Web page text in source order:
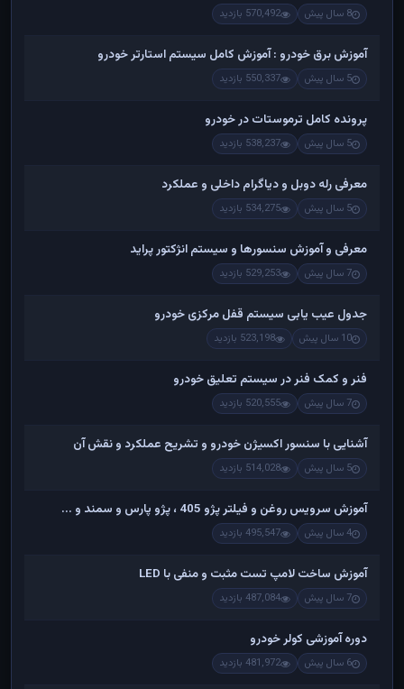
8 سال پیش 570,492 بازدید
آموزش برق خودرو : آموزش کامل سیستم استارتر خودرو
5 سال پیش 550,337 بازدید
پرونده کامل ترموستات در خودرو
5 سال پیش 538,237 بازدید
معرفی رله دوبل و دیاگرام داخلی و عملکرد
5 سال پیش 534,275 بازدید
معرفی و آموزش سنسورها و سیستم انژکتور پراید
7 سال پیش 529,253 بازدید
جدول عیب یابی سیستم قفل مرکزی خودرو
10 سال پیش 523,198 بازدید
فنر و کمک فنر در سیستم تعلیق خودرو
7 سال پیش 520,555 بازدید
آشنایی با سنسور اکسیژن خودرو و تشریح عملکرد و نقش آن
5 سال پیش 514,028 بازدید
آموزش سرویس روغن و فیلتر پژو 405 ، پژو پارس و سمند و ...
4 سال پیش 495,547 بازدید
آموزش ساخت لامپ تست مثبت و منفی با LED
7 سال پیش 487,084 بازدید
دوره آموزشی کولر خودرو
6 سال پیش 481,972 بازدید